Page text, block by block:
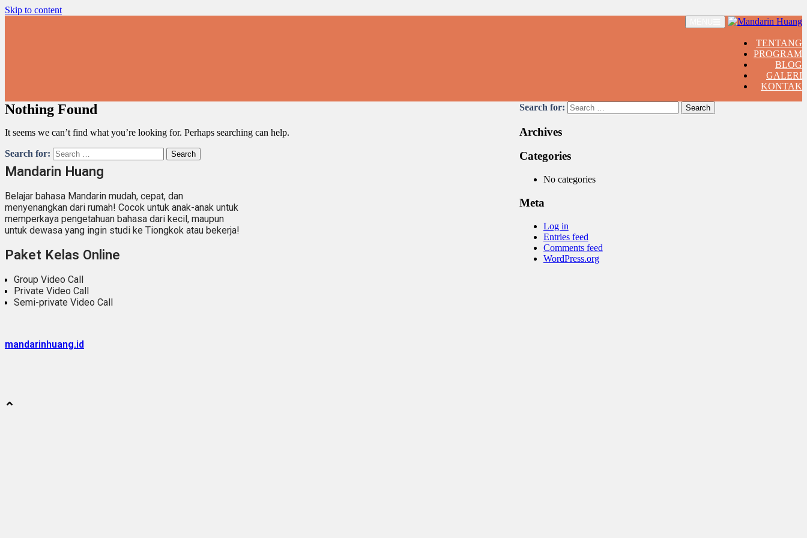
Skip to content
TENTANG
PROGRAM
BLOG
GALERI
KONTAK
Nothing Found
It seems we can’t find what you’re looking for. Perhaps searching can help.
Search for:
Search for:
Archives
Categories
No categories
Meta
Log in
Entries feed
Comments feed
WordPress.org
Mandarin Huang
Belajar bahasa Mandarin mudah, cepat, dan
menyenangkan dari rumah! Cocok untuk anak-anak untuk
memperkaya pengetahuan bahasa dari kecil, maupun
untuk dewasa yang ingin studi ke Tiongkok atau bekerja!
Paket Kelas Online
Group Video Call
Private Video Call
Semi-private Video Call